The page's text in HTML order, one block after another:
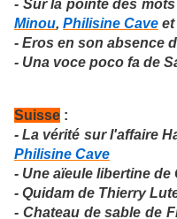
- Sur la pointe des
Minou, Philisine Cave et
- Eros en son absence
- Una voce poco fa de
Suisse :
- La vérité sur l'affaire
Philisine Cave
- Une aïeule libertine
- Quidam de Thierry
- Chateau de sable de